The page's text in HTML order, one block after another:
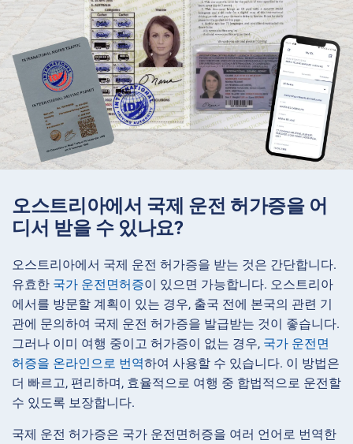
오스트리아에서 국제 운전 허가증을 어
디서 받을 수 있나요?
오스트리아에서 국제 운전 허가증을 받는 것은 간단합니다.
유효한 국가 운전면허증이 있으면 가능합니다. 오스트리아
에서를 방문할 계획이 있는 경우, 출국 전에 본국의 관련 기
관에 문의하여 국제 운전 허가증을 발급받는 것이 좋습니다.
그러나 이미 여행 중이고 허가증이 없는 경우, 국가 운전면
허증을 온라인으로 번역하여 사용할 수 있습니다. 이 방법은
더 빠르고, 편리하며, 효율적으로 여행 중 합법적으로 운전할
수 있도록 보장합니다.
국제 운전 허가증은 국가 운전면허증을 여러 언어로 번역한